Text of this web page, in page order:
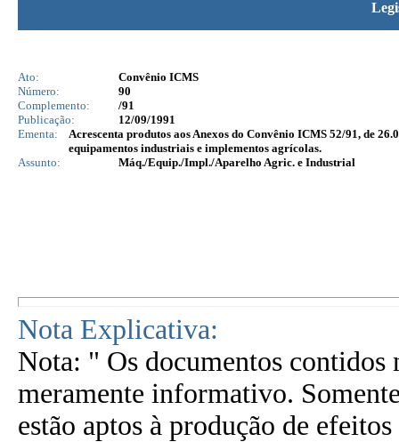
Ato:
Convênio ICMS
Número:
90
Complemento:
/91
Publicação:
12/09/1991
Ementa:
Acrescenta produtos aos Anexos do Convênio ICMS 52/91, de
equipamentos industriais e implementos agrícolas.
Assunto:
Máq./Equip./Impl./Aparelho Agric. e Industrial
Nota Explicativa:
Nota: " Os documentos contidos
meramente informativo.
estão aptos à produção de